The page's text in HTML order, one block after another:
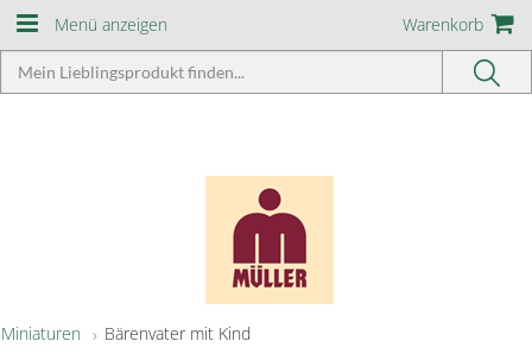
Menü anzeigen Warenkorb
Miniaturen Bärenvater mit Kind